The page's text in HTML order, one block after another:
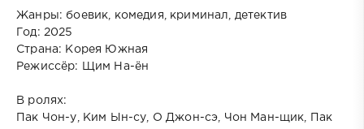
Жанры: боевик, комедия, криминал, детектив
Год: 2025
Страна: Корея Южная
Режиссёр: Щим На-ён
В ролях:
Пак Чон-у, Ким Ын-су, О Джон-сэ, Чон Ман-щик, Пак